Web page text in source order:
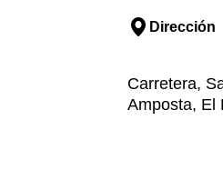
Dirección
Carretera,
Amposta, El